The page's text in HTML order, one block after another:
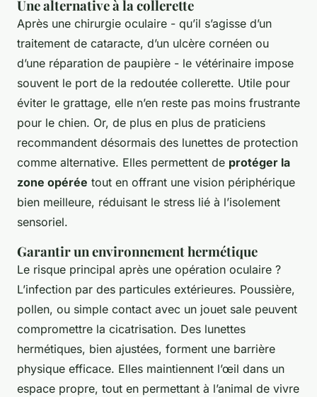
Une alternative à la collerette
Après une chirurgie oculaire - qu’il s’agisse d’un
traitement de cataracte, d’un ulcère cornéen ou
d’une réparation de paupière - le vétérinaire impose
souvent le port de la redoutée collerette. Utile pour
éviter le grattage, elle n’en reste pas moins frustrante
pour le chien. Or, de plus en plus de praticiens
recommandent désormais des lunettes de protection
comme alternative. Elles permettent de protéger la
zone opérée tout en offrant une vision périphérique
bien meilleure, réduisant le stress lié à l’isolement
sensoriel.
Garantir un environnement hermétique
Le risque principal après une opération oculaire ?
L’infection par des particules extérieures. Poussière,
pollen, ou simple contact avec un jouet sale peuvent
compromettre la cicatrisation. Des lunettes
hermétiques, bien ajustées, forment une barrière
physique efficace. Elles maintiennent l’œil dans un
espace propre, tout en permettant à l’animal de vivre